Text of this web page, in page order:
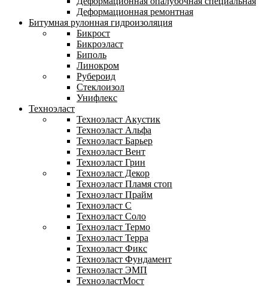
Деформационная ремонтная
Битумная рулонная гидроизоляция
Бикрост
Бикроэласт
Биполь
Линокром
Рубероид
Стеклоизол
Унифлекс
Техноэласт
Техноэласт Акустик
Техноэласт Альфа
Техноэласт Барьер
Техноэласт Вент
Техноэласт Грин
Техноэласт Декор
Техноэласт Пламя стоп
Техноэласт Прайм
Техноэласт С
Техноэласт Соло
Техноэласт Термо
Техноэласт Терра
Техноэласт Фикс
Техноэласт Фундамент
Техноэласт ЭМП
ТехноэластМост